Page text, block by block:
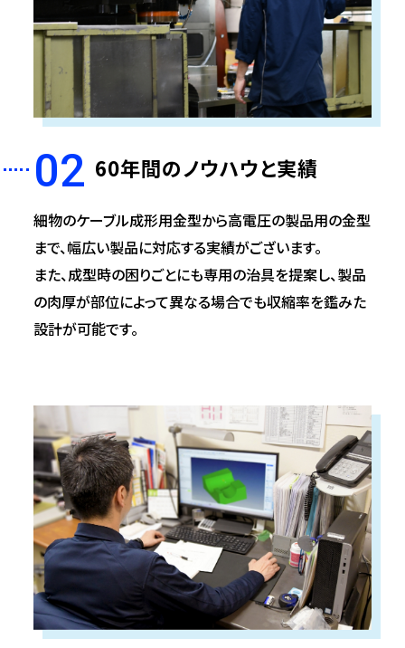
02 60年間のノウハウと実績
細物のケーブル成形用金型から高電圧の製品用の金型
まで、幅広い製品に対応する実績がございます。
また、成型時の困りごとにも専用の治具を提案し、製品
の肉厚が部位によって異なる場合でも収縮率を鑑みた
設計が可能です。